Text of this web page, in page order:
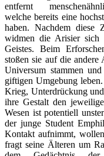
entfernt
welche bereits eine
haben. Nachdem diese
widmen die Arisier sich
Geistes. Beim
stoßen sie auf die andere
Universum stammen
giftigen Umgebung
Krieg, Unterdrückung
ihre Gestalt den
Wesen ist potentiell
der junge Student
Kontakt aufnimmt,
fragt seine Älteren um